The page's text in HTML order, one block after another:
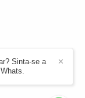
✕
Sinta-se a